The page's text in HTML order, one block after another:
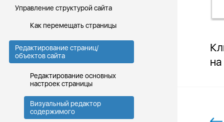
Управление структурой сайта
Как перемещать страницы
Редактирование страниц/
объектов сайта
Редактирование основных
настроек страницы
Визуальный редактор
содержимого